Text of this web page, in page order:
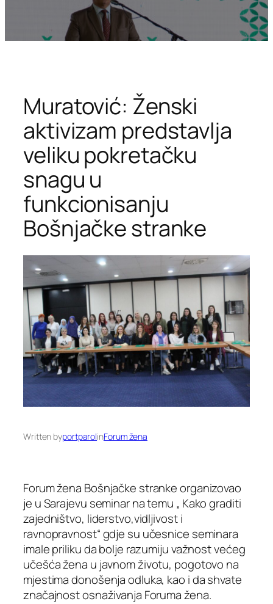
Muratović: Ženski
aktivizam predstavlja
veliku pokretačku
snagu u
funkcionisanju
Bošnjačke stranke
Written byportparolinForum žena
Forum žena Bošnjačke stranke organizovao
je u Sarajevu seminar na temu „ Kako graditi
zajedništvo, liderstvo,vidljivost i
ravnopravnost“ gdje su učesnice seminara
imale priliku da bolje razumiju važnost većeg
učešća žena u javnom životu, pogotovo na
mjestima donošenja odluka, kao i da shvate
značajnost osnaživanja Foruma žena.